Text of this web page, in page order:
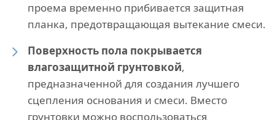
проема временно прибивается защитная
планка, предотвращающая вытекание смеси.
Поверхность пола покрывается
влагозащитной грунтовкой,
предназначенной для создания лучшего
сцепления основания и смеси. Вместо
грунтовки можно воспользоваться